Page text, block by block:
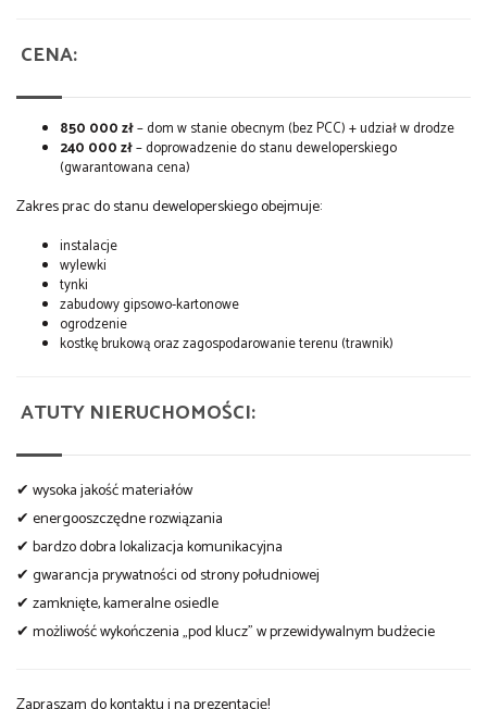
CENA:
850 000 zł– dom w stanie obecnym (bez PCC) + udział w drodze
240 000 zł– doprowadzenie do stanu deweloperskiego
(gwarantowana cena)
Zakres prac do stanu deweloperskiego obejmuje:
instalacje
wylewki
tynki
zabudowy gipsowo-kartonowe
ogrodzenie
kostkę brukową oraz zagospodarowanie terenu (trawnik)
ATUTY NIERUCHOMOŚCI:
✔ wysoka jakość materiałów
✔ energooszczędne rozwiązania
✔ bardzo dobra lokalizacja komunikacyjna
✔ gwarancja prywatności od strony południowej
✔ zamknięte, kameralne osiedle
✔ możliwość wykończenia „pod klucz” w przewidywalnym budżecie